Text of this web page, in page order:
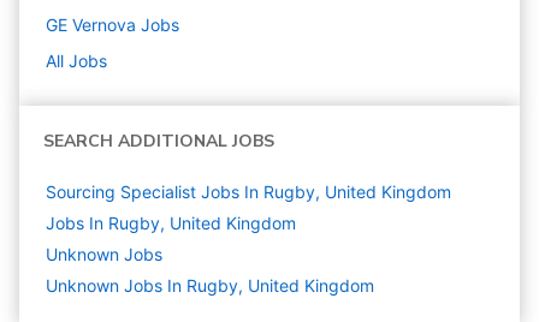
GE Vernova Jobs
All Jobs
SEARCH ADDITIONAL JOBS
Sourcing Specialist Jobs In Rugby, United Kingdom
Jobs In Rugby, United Kingdom
Unknown Jobs
Unknown Jobs In Rugby, United Kingdom